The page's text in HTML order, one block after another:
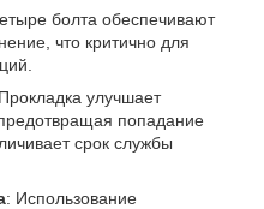
болта обеспечивают
что критично для
улучшает
попадание
срок службы
: Использование